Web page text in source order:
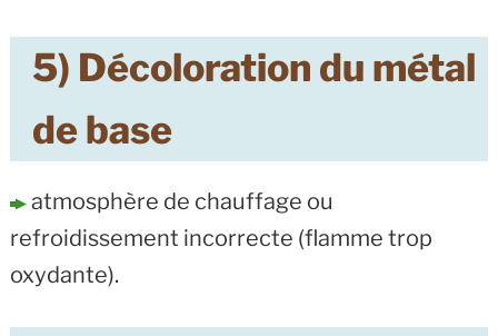
5) Décoloration du métal
de base
atmosphère de chauffage ou
refroidissement incorrecte (flamme trop
oxydante).